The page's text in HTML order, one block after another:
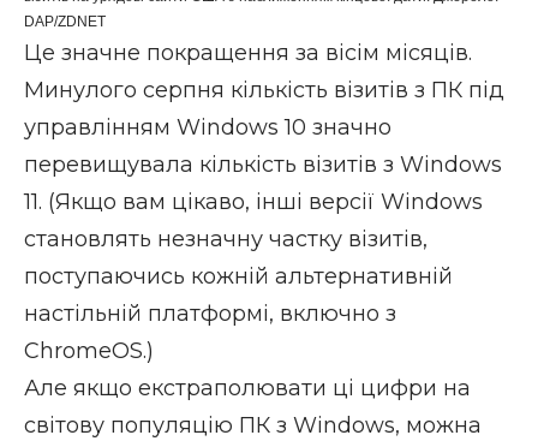
DAP/ZDNET
Це значне покращення за вісім місяців.
Минулого серпня кількість візитів з ПК під
управлінням Windows 10 значно
перевищувала кількість візитів з Windows
11. (Якщо вам цікаво, інші версії Windows
становлять незначну частку візитів,
поступаючись кожній альтернативній
настільній платформі, включно з
ChromeOS.)
Але якщо екстраполювати ці цифри на
світову популяцію ПК з Windows, можна